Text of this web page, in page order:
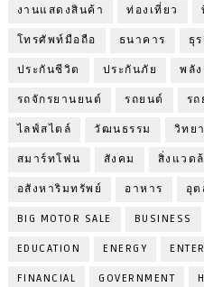
งานแสดงสินค้า ท่องเที่ยว
โทรศัพท์มือถือ ธนาคาร ธุ
ประกันชีวิต ประกันภัย พลั
รถจักรยานยนต์ รถยนต์ ร
ไลฟ์สไตล์ วัฒนธรรม วิทย
สมาร์ทโฟน สังคม สิ่งแวด
อสังหาริมทรัพย์ อาหาร อุต
BIG MOTOR SALE BUSINESS
EDUCATION ENERGY
FINANCIAL GOVERNMENT